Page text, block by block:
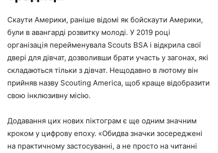
Скаути Америки, раніше відомі як бойскаути Америки,
були в авангарді розвитку молоді. У 2019 році
організація перейменувала Scouts BSA і відкрила свої
двері для дівчат, дозволивши брати участь у загонах, які
складаються тільки з дівчат. Нещодавно в лютому він
прийняв назву Scouting America, щоб краще відобразити
свою інклюзивну місію.
Додавання цих нових піктограм є ще одним значним
кроком у цифрову епоху. «Обидва значки зосереджені
на практичному застосуванні, а не просто на читанні